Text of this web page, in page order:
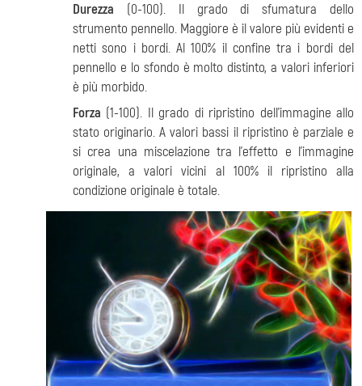
Durezza (0-100). Il grado di sfumatura dello
strumento pennello. Maggiore è il valore più evidenti e
netti sono i bordi. Al 100% il confine tra i bordi del
pennello e lo sfondo è molto distinto, a valori inferiori
è più morbido.
Forza (1-100). Il grado di ripristino dell'immagine allo
stato originario. A valori bassi il ripristino è parziale e
si crea una miscelazione tra l'effetto e l’immagine
originale, a valori vicini al 100% il ripristino alla
condizione originale è totale.